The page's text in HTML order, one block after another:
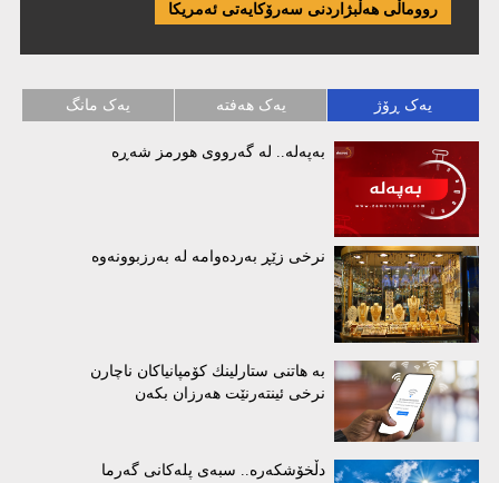
رووماڵی هەڵبژاردنی سەرۆکایەتی ئەمریکا
یەک ڕۆژ یەک هەفتە یەک مانگ
بەپەلە.. لە گەرووی هورمز شەڕە
نرخی زێڕ بەردەوامە لە بەرزبوونەوە
بە هاتنی ستارلینك كۆمپانیاكان ناچارن
نرخی ئینتەرنێت هەرزان بكەن
دڵخۆشکەرە.. سبەی پلەکانی گەرما